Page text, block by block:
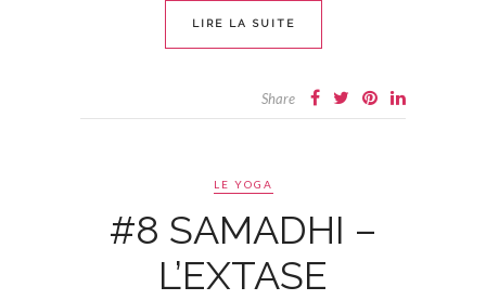
LIRE LA SUITE
Share
LE YOGA
#8 SAMADHI –
L’EXTASE